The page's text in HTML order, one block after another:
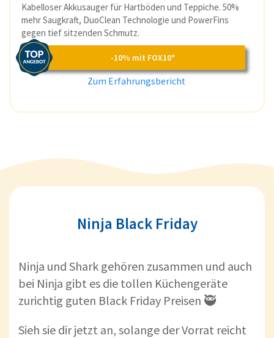
Kabelloser Akkusauger für Hartböden und Teppiche. 50%
mehr Saugkraft, DuoClean Technologie und PowerFins
gegen tief sitzenden Schmutz.
-10% mit FOX10*
Zum Erfahrungsbericht
Ninja Black Friday
Ninja und Shark gehören zusammen und auch
bei Ninja gibt es die tollen Küchengeräte
zurichtig guten Black Friday Preisen 🥷
Sieh sie dir jetzt an, solange der Vorrat reicht